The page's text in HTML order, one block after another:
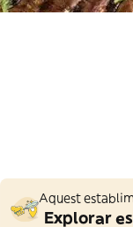
Aquest
Explorar